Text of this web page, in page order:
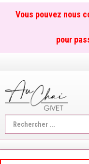
Vous pouvez nous
pour